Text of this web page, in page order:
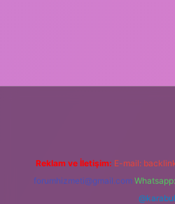
Reklam ve İletişim: E-mail:
forumhizmeti@gmail.com
@karabul